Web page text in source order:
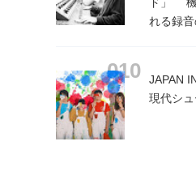
れる録
JAPAN
現代シ